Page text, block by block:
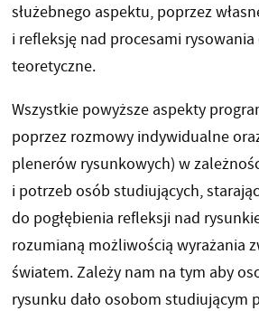
służebnego aspektu, poprzez
i refleksję nad procesami
teoretyczne.
Wszystkie powyższe aspekty
poprzez rozmowy indywidualne
plenerów rysunkowych) w
i potrzeb osób studiujących,
do pogłębienia refleksji nad
rozumianą możliwością wyrażania
światem. Zależy nam na tym aby
rysunku dało osobom studiującym